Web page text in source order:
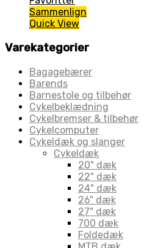
Sammenlign
Quick View
Varekategorier
Bagagebærer
Barends
Barnestole og tilbehør
Cykelbeklædning
Cykelbremser & tilbehør
Cykelcomputer
Cykeldæk og slanger
Cykeldæk
20" dæk
22" dæk
24" dæk
26" dæk
27" dæk
700 dæk
Foldedæk